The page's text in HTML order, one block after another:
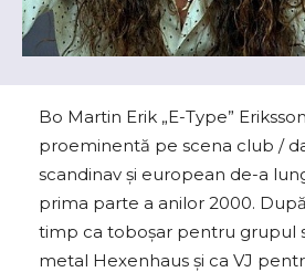
Bo Martin Erik „E-Type”
proeminentă pe scena club /
scandinav și european de-a
prima parte a anilor 2000.
timp ca toboșar pentru grupul
metal Hexenhaus și ca VJ